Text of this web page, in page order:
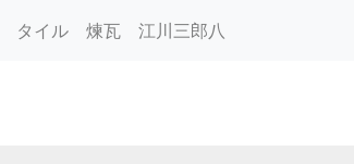
タイル 煉瓦 江川三郎八